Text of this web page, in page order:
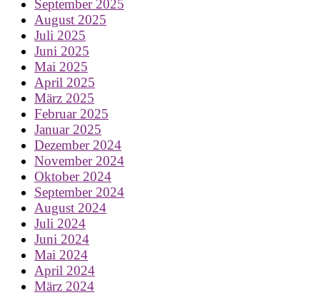
September 2025
August 2025
Juli 2025
Juni 2025
Mai 2025
April 2025
März 2025
Februar 2025
Januar 2025
Dezember 2024
November 2024
Oktober 2024
September 2024
August 2024
Juli 2024
Juni 2024
Mai 2024
April 2024
März 2024